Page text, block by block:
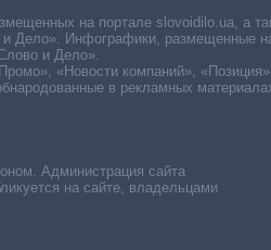
Администрация сайта
на сайте, владельцами
на портале slovoidilo.ua, а
Инфографики, размещенные
и Дело».
«Новости компаний»,
в рекламных